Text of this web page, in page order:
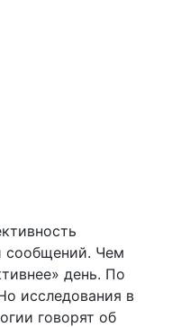
сообщений. Чем
день. По
исследования в
говорят об